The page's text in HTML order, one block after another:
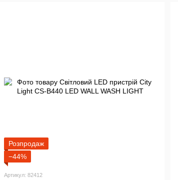
Розпродаж
−44%
Артикул: 82412